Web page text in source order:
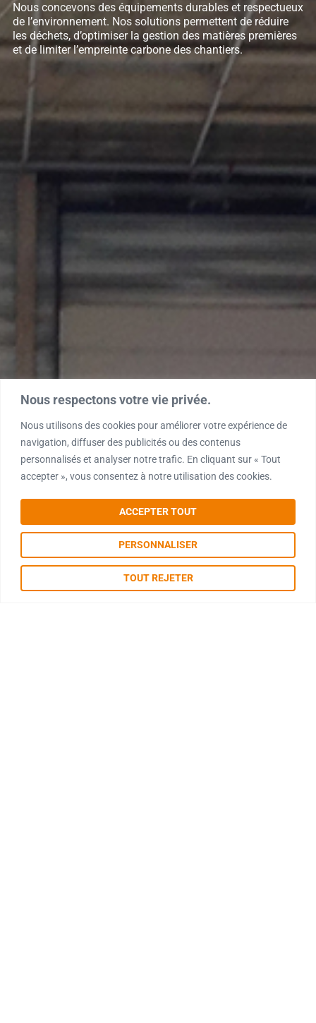
Nous respectons votre vie privée.
Nous utilisons des cookies pour améliorer votre expérience de
navigation, diffuser des publicités ou des contenus
personnalisés et analyser notre trafic. En cliquant sur « Tout
accepter », vous consentez à notre utilisation des cookies.
PERSONNALISER
TOUT REJETER
ACCEPTER TOUT
Nous concevons des équipements durables et respectueux
de l’environnement. Nos solutions permettent de réduire
les déchets, d’optimiser la gestion des matières premières
et de limiter l’empreinte carbone des chantiers.